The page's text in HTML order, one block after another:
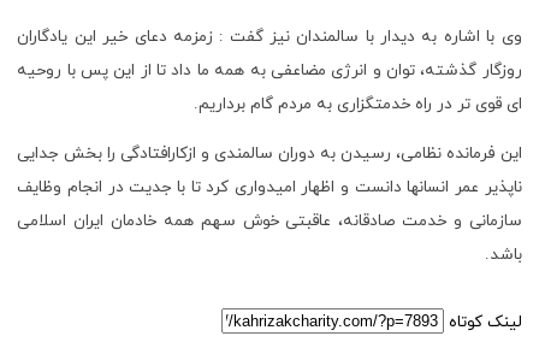
وی با اشاره به دیدار با سالمندان نیز گفت : زمزمه دعای خیر این یادگاران
روزگار گذشته، توان و انرژی مضاعفی به همه ما داد تا از این پس با روحیه
ای قوی تر در راه خدمتگزاری به مردم گام برداریم.
این فرمانده نظامی، رسیدن به دوران سالمندی و ازکارافتادگی را بخش جدایی
ناپذیر عمر انسانها دانست و اظهار امیدواری کرد تا با جدیت در انجام وظایف
سازمانی و خدمت صادقانه، عاقبتی خوش سهم همه خادمان ایران اسلامی
باشد.
لینک کوتاه